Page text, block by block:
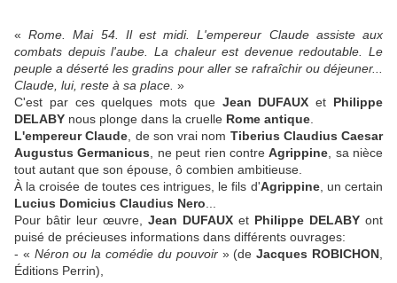
«Rome. Mai 54. Il est midi. L'empereur Claude assiste aux
combats depuis l'aube. La chaleur est devenue redoutable. Le
peuple a déserté les gradins pour aller se rafraîchir ou déjeuner...
Claude, lui, reste à sa place. »
C'est par ces quelques mots que Jean DUFAUX et Philippe
DELABY nous plonge dans la cruelle Rome antique
L'empereur Claude , de son vrai nom Tiberius Claudius Caesar
Augustus Germanicus , ne peut rien contreAgrippine , sa nièce
tout autant que son épouse, ô combien ambitieuse.
À la croisée de toutes ces intrigues, le fils d'Agrippine, un certain
Lucius Domicius Claudius Nero
Pour bâtir leur œuvre, Jean DUFAUX et Philippe DELABY ont
puisé de précieuses informations dans différents ouvrages:
- « Néron ou la comédie du pouvoir» (deJacques ROBICHON
Éditions Perrin),